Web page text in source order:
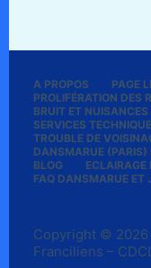
A PROPOS PAGE
PROLIFÉRATION DES
BRUIT ET NUISANCES
SERVICES
TROUBLE DE
DANSMARUE (PARIS)
BLOG
ECLAIRAGE
FAQ DANSMARUE ET
Copyright ©
Franciliens –